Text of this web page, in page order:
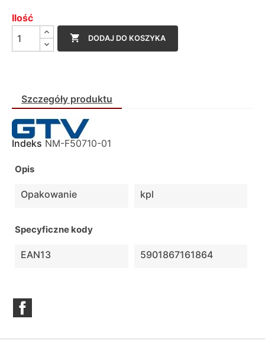
Ilość
 DODAJ DO KOSZYKA
Szczegóły produktu
Indeks NM-F50710-01
Opis
Opakowanie kpl
Specyficzne kody
EAN13 5901867161864